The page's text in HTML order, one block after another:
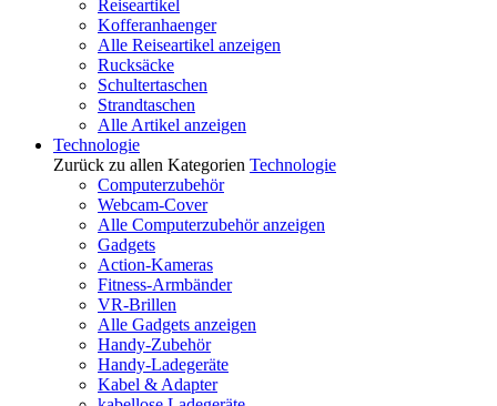
Reiseartikel
Kofferanhaenger
Alle Reiseartikel anzeigen
Rucksäcke
Schultertaschen
Strandtaschen
Alle Artikel anzeigen
Technologie
Zurück zu allen Kategorien Technologie
Computerzubehör
Webcam-Cover
Alle Computerzubehör anzeigen
Gadgets
Action-Kameras
Fitness-Armbänder
VR-Brillen
Alle Gadgets anzeigen
Handy-Zubehör
Handy-Ladegeräte
Kabel & Adapter